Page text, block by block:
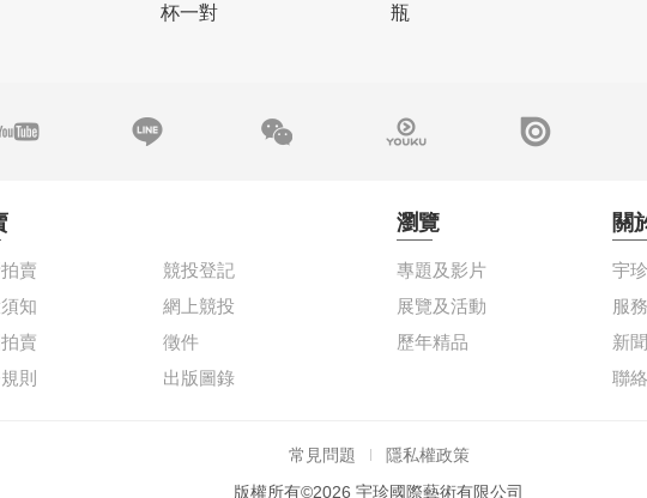
杯一對
瓶
賣
競投登記
知
網上競投
賣
徵件
則
出版圖錄
瀏覽
專題及影片
展覽及活動
歷年精品
關
宇
服
新
聯
常見問題
隱私權政策
版權所有©2026 宇珍國際藝術有限公司